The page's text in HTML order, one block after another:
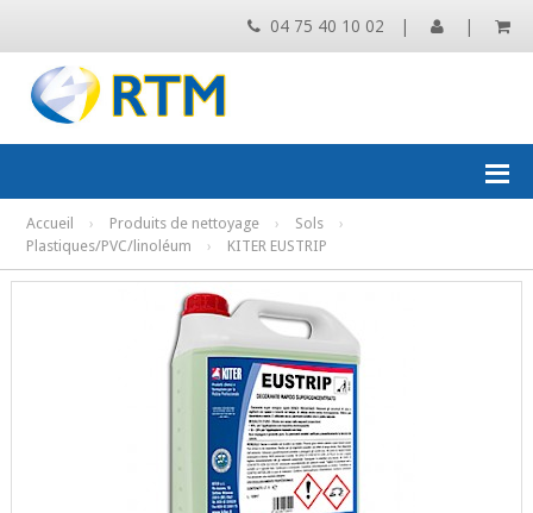
04 75 40 10 02 | |
Accueil › Produits de nettoyage › Sols
›
Plastiques/PVC/linoléum
› KITER EUSTRIP